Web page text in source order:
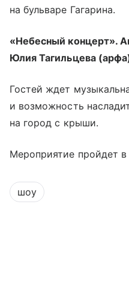
на бульваре Гагарина.
«Небесный концерт».
Юлия Тагильцева
Гостей ждет
и возможность
на город с крыши.
Мероприятие пройдет в
шоу